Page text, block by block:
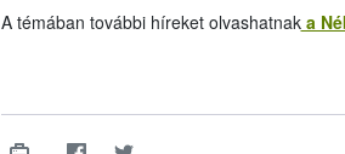
A témában további híreket olvashatnaka